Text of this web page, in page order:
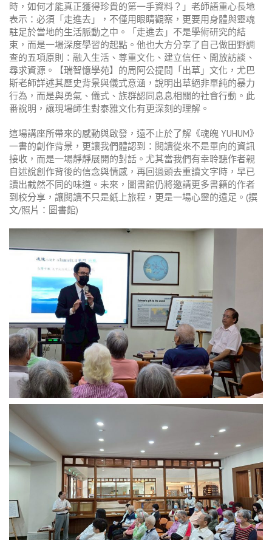
時，如何才能真正獲得珍貴的第一手資料？」老師語重心長地
表示：必須「走進去」，不僅用眼睛觀察，更要用身體與靈魂
駐足於當地的生活脈動之中。「走進去」不是學術研究的結
束，而是一場深度學習的起點。他也大方分享了自己做田野調
查的五項原則：融入生活、尊重文化、建立信任、開放訪談、
尋求資源。【瑞智憶學苑】的周阿公提問「出草」文化，尤巴
斯老師詳述其歷史背景與儀式意涵，說明出草絕非單純的暴力
行為，而是與勇氣、儀式、族群認同息息相關的社會行動。此
番說明，讓現場師生對泰雅文化有更深刻的理解。
這場講座所帶來的感動與啟發，遠不止於了解《魂魄 YUHUM》
一書的創作背景，更讓我們體認到：閱讀從來不是單向的資訊
接收，而是一場靜靜展開的對話。尤其當我們有幸聆聽作者親
自述說創作背後的信念與情感，再回過頭去重讀文字時，早已
讀出截然不同的味道。未來，圖書館仍將邀請更多書籍的作者
到校分享，讓閱讀不只是紙上旅程，更是一場心靈的遠足。 (撰
文/照片：圖書館)